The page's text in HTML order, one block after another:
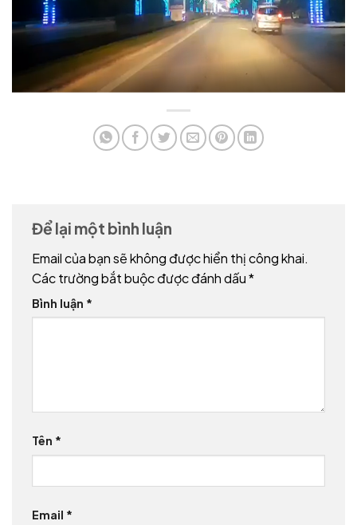
Để lại một bình luận
Email của bạn sẽ không được hiển thị công khai.
Các trường bắt buộc được đánh dấu*
Bình luận *
Tên *
Email *